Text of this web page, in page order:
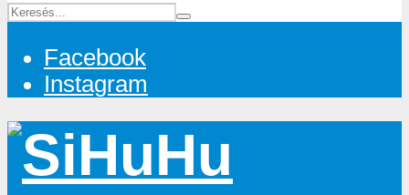
Facebook
Instagram